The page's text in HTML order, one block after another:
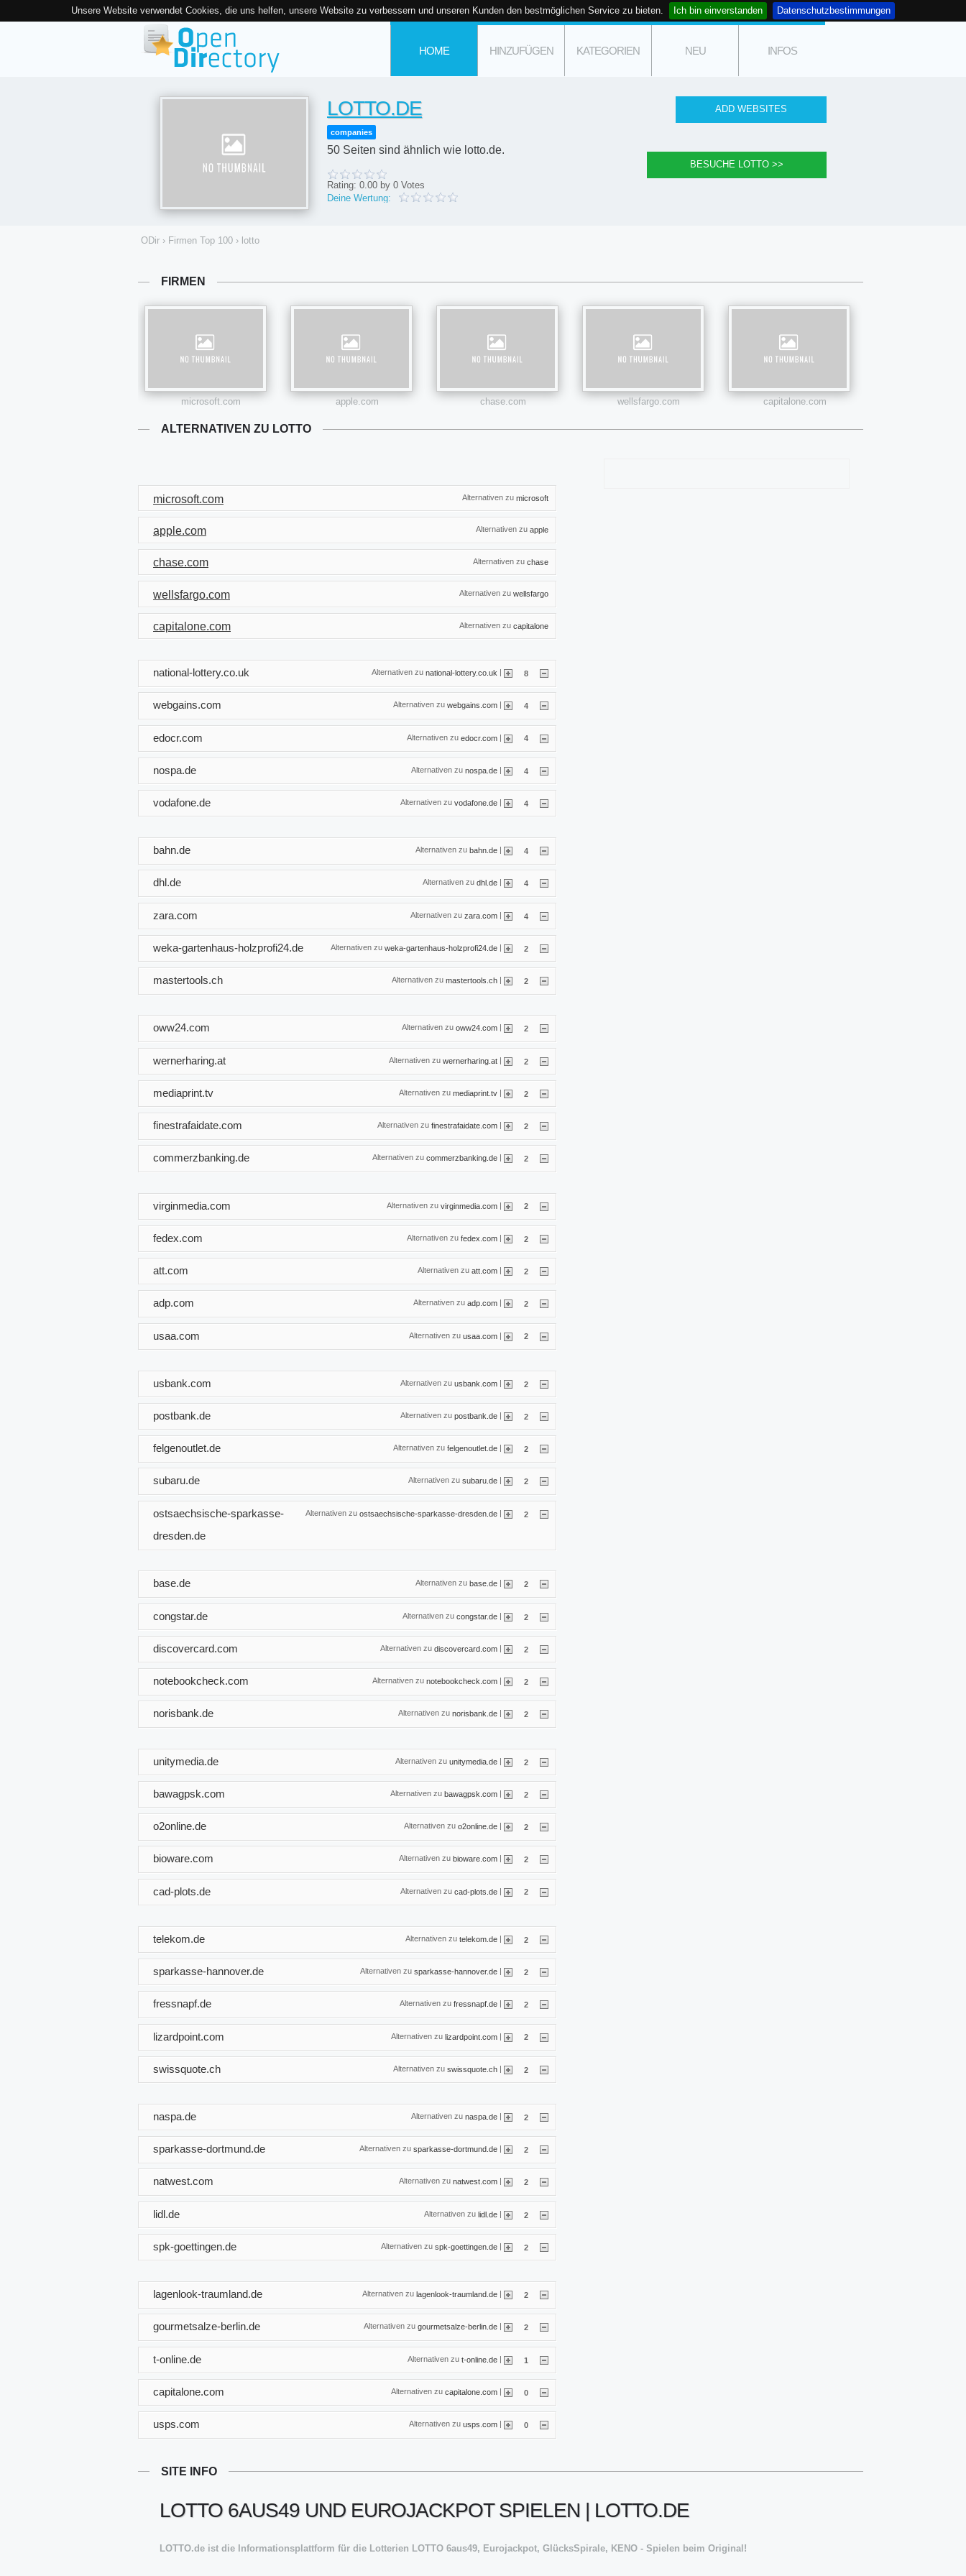
Unsere Website verwendet Cookies, die uns helfen, unsere Website zu verbessern und unseren Kunden den bestmöglichen Service zu bieten. Ich bin einverstanden Datenschutzbestimmungen
HOME HINZUFÜGEN KATEGORIEN NEU INFOS
LOTTO.DE
companies
50 Seiten sind ähnlich wie lotto.de.
Rating: 0.00 by 0 Votes
Deine Wertung:
ODir › Firmen Top 100 › lotto
FIRMEN
microsoft.com apple.com chase.com wellsfargo.com capitalone.com
ALTERNATIVEN ZU LOTTO
Alternativen zu microsoft
microsoft.com
Alternativen zu apple
apple.com
Alternativen zu chase
chase.com
Alternativen zu wellsfargo
wellsfargo.com
Alternativen zu capitalone
capitalone.com
Alternativen zu national-lottery.co.uk | 8
national-lottery.co.uk
Alternativen zu webgains.com 4
webgains.com
Alternativen zu edocr.com | 4
edocr.com
Alternativen zu nospa.de | 4
nospa.de
Alternativen zu vodafone.de | 4
vodafone.de
Alternativen zu bahn.de 4
bahn.de
Alternativen zu dhl.de 4
dhl.de
Alternativen zu zara.com | 4
zara.com
Alternativen zu weka-gartenhaus-holzprofi24.de | 2
weka-gartenhaus-holzprofi24.de
Alternativen zu mastertools.ch | 2
mastertools.ch
Alternativen zu oww24.com 2
oww24.com
Alternativen zu wernerharing.at | 2
wernerharing.at
Alternativen zu mediaprint.tv | 2
mediaprint.tv
Alternativen zu finestrafaidate.com | 2
finestrafaidate.com
Alternativen zu commerzbanking.de 2
commerzbanking.de
Alternativen zu virginmedia.com | 2
virginmedia.com
Alternativen zu fedex.com | 2
fedex.com
Alternativen zu att.com | 2
att.com
Alternativen zu adp.com 2
adp.com
Alternativen zu usaa.com | 2
usaa.com
Alternativen zu usbank.com | 2
usbank.com
Alternativen zu postbank.de | 2
postbank.de
Alternativen zu felgenoutlet.de 2
felgenoutlet.de
Alternativen zu subaru.de 2
subaru.de
Alternativen zu ostsaechsische-sparkasse-dresden.de | 2
ostsaechsische-sparkasse-
dresden.de
Alternativen zu base.de 2
base.de
Alternativen zu congstar.de | 2
congstar.de
Alternativen zu discovercard.com | 2
discovercard.com
Alternativen zu notebookcheck.com | 2
notebookcheck.com
Alternativen zu norisbank.de 2
norisbank.de
Alternativen zu unitymedia.de | 2
unitymedia.de
Alternativen zu bawagpsk.com | 2
bawagpsk.com
Alternativen zu o2online.de | 2
o2online.de
Alternativen zu bioware.com 2
bioware.com
Alternativen zu cad-plots.de | 2
cad-plots.de
Alternativen zu telekom.de | 2
telekom.de
Alternativen zu sparkasse-hannover.de | 2
sparkasse-hannover.de
Alternativen zu fressnapf.de 2
fressnapf.de
Alternativen zu lizardpoint.com | 2
lizardpoint.com
Alternativen zu swissquote.ch | 2
swissquote.ch
Alternativen zu naspa.de | 2
naspa.de
Alternativen zu sparkasse-dortmund.de 2
sparkasse-dortmund.de
Alternativen zu natwest.com 2
natwest.com
Alternativen zu lidl.de | 2
lidl.de
Alternativen zu spk-goettingen.de | 2
spk-goettingen.de
Alternativen zu lagenlook-traumland.de | 2
lagenlook-traumland.de
Alternativen zu gourmetsalze-berlin.de 2
gourmetsalze-berlin.de
Alternativen zu t-online.de | 1
t-online.de
Alternativen zu capitalone.com | 0
capitalone.com
Alternativen zu usps.com | 0
usps.com
SITE INFO
LOTTO 6AUS49 UND EUROJACKPOT SPIELEN | LOTTO.DE
LOTTO.de ist die Informationsplattform für die Lotterien LOTTO 6aus49, Eurojackpot, GlücksSpirale, KENO - Spielen beim Original!